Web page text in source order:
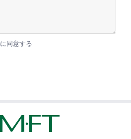
に同意する